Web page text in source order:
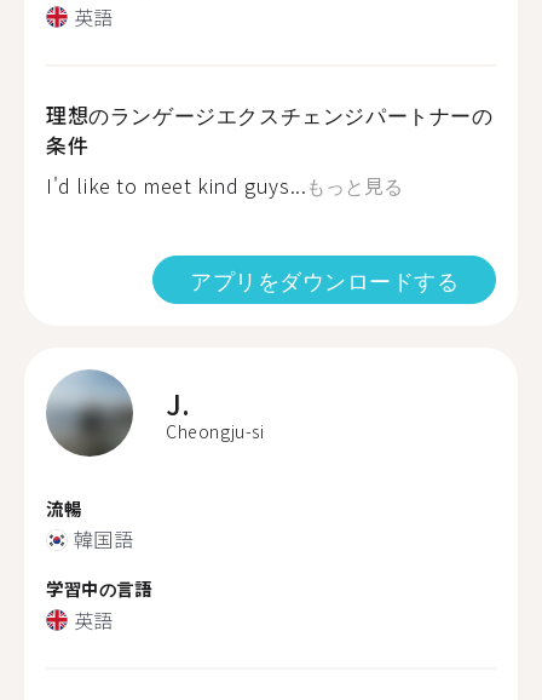
英語
理想のランゲージエクスチェンジパートナーの
条件
I'd like to meet kind guys...もっと見る
アプリをダウンロードする
J.
Cheongju-si
流暢
韓国語
学習中の言語
英語